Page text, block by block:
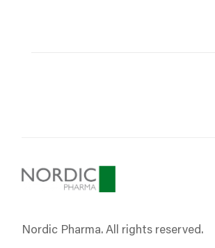
Nordic Pharma. All rights reserved.